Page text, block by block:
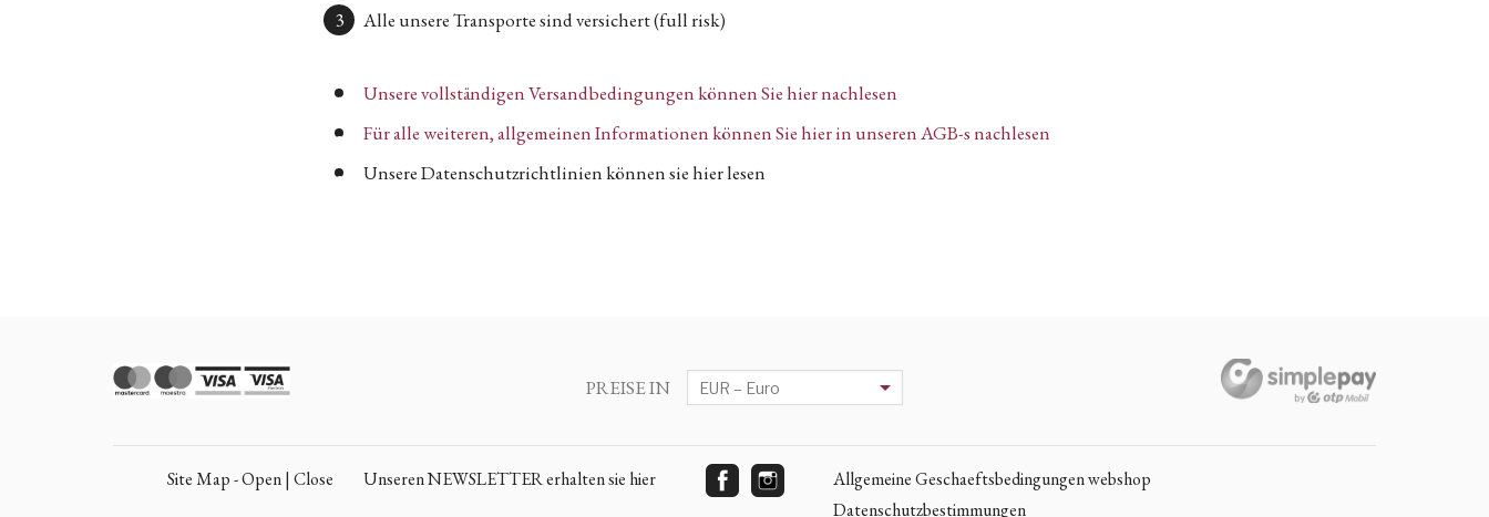
Alle unsere Transporte sind versichert (full risk)
Unsere vollständigen Versandbedingungen können Sie hier nachlesen
Für alle weiteren, allgemeinen Informationen können Sie hier in unseren AGB-s nachlesen
Unsere Datenschutzrichtlinien können sie hier lesen
PREISE IN
Site Map - Open | Close Unseren NEWSLETTER erhalten sie hier
Allgemeine Geschaeftsbedingungen webshop
Datenschutzbestimmungen